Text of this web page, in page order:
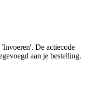
De actiecode
aan je bestelling.